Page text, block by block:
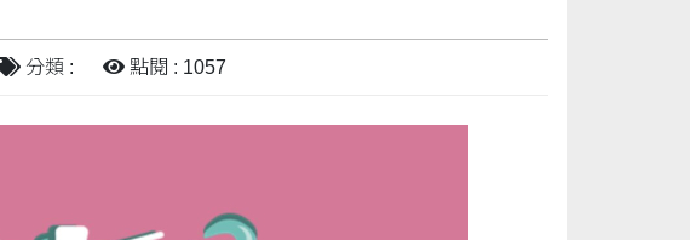
分類 : 點閱 : 1057